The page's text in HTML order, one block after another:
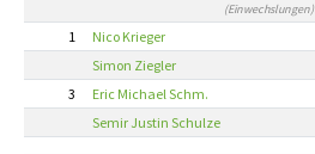
(Einwechslungen)
1 Nico Krieger
Simon Ziegler
3
Eric Michael Schm.
Semir Justin Schulze